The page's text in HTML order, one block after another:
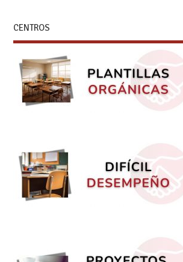
CENTROS